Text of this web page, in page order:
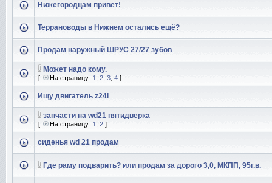
Нижегородцам привет!
Террановоды в Нижнем остались ещё?
Продам наружный ШРУС 27/27 зубов
Может надо кому.
[ На страницу: 1 2 3 4 ]
Ищу двигатель z24i
запчасти на wd21 пятидверка
[ На страницу: 1 2 ]
сиденья wd 21 продам
Где раму подварить? или продам за дорого 3,0, МКПП, 95г.в.